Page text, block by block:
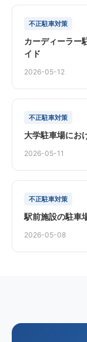
不正駐車対策
カーディーラー
イド
2026-05-12
不正駐車対策
大学駐車場にお
2026-05-11
不正駐車対策
駅前施設の駐車
2026-05-08